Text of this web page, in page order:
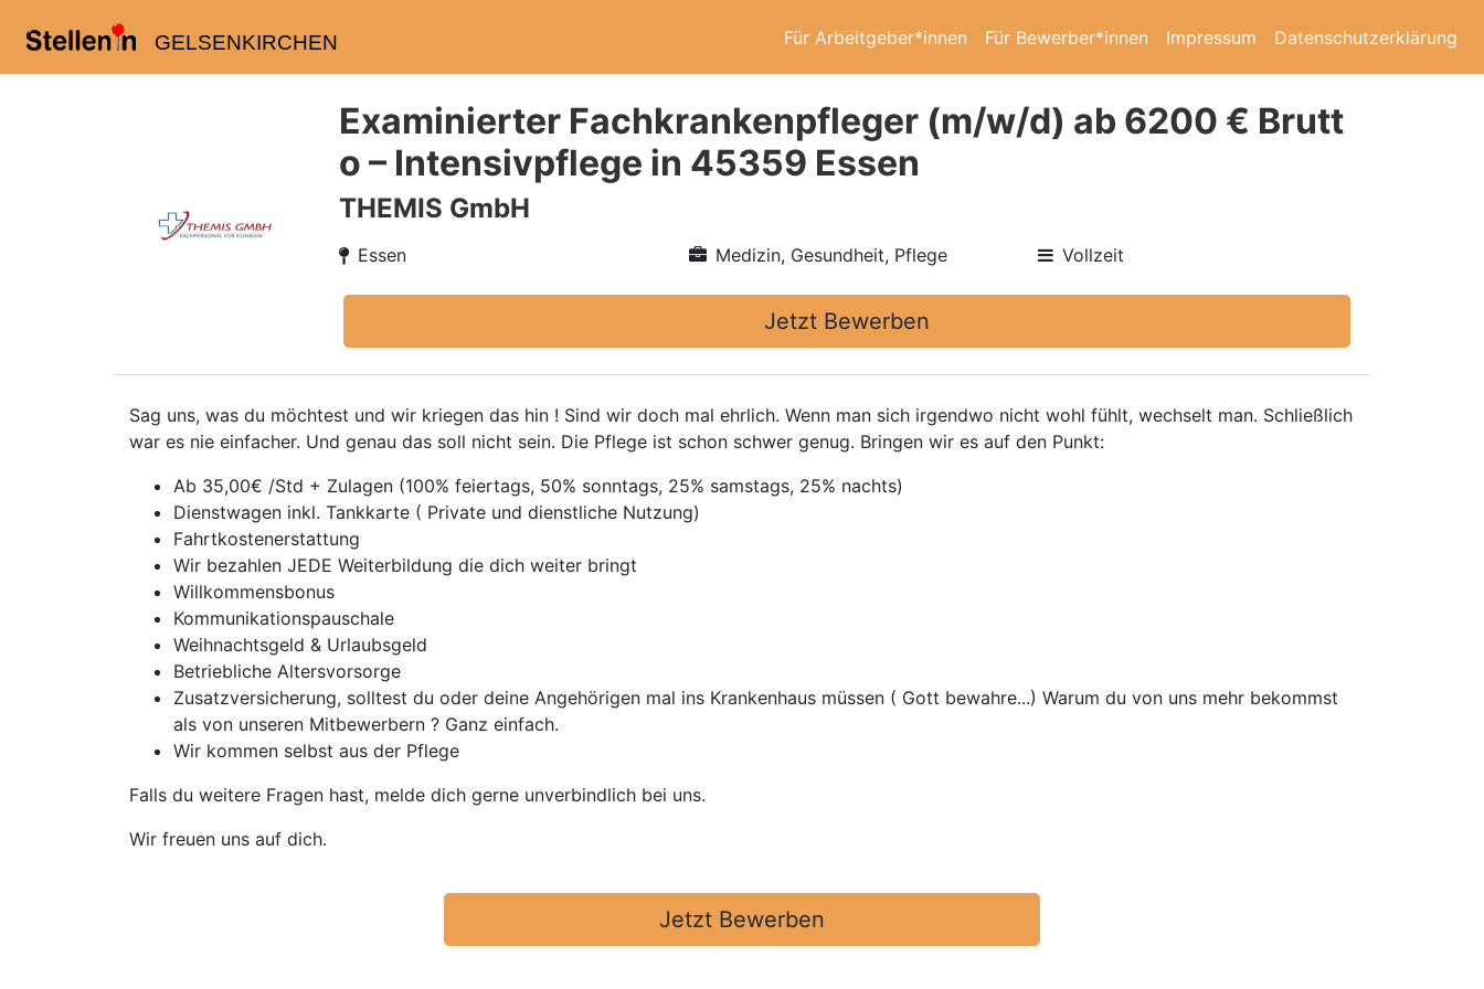
GELSENKIRCHEN Für Arbeitgeber*innen Für Bewerber*innen Impressum Datenschutzerklärung
Examinierter Fachkrankenpfleger (m/w/d) ab 6200 € Brutt
o – Intensivpflege in 45359 Essen
THEMIS GmbH
Essen Medizin, Gesundheit, Pflege Vollzeit
Jetzt Bewerben
Sag uns, was du möchtest und wir kriegen das hin ! Sind wir doch mal ehrlich. Wenn man sich irgendwo nicht wohl fühlt, wechselt man. Schließlich
war es nie einfacher. Und genau das soll nicht sein. Die Pflege ist schon schwer genug. Bringen wir es auf den Punkt:
Ab 35,00€ /Std + Zulagen (100% feiertags, 50% sonntags, 25% samstags, 25% nachts)
Dienstwagen inkl. Tankkarte ( Private und dienstliche Nutzung)
Fahrtkostenerstattung
Wir bezahlen JEDE Weiterbildung die dich weiter bringt
Willkommensbonus
Kommunikationspauschale
Weihnachtsgeld & Urlaubsgeld
Betriebliche Altersvorsorge
Zusatzversicherung, solltest du oder deine Angehörigen mal ins Krankenhaus müssen ( Gott bewahre...) Warum du von uns mehr bekommst
als von unseren Mitbewerbern ? Ganz einfach.
Wir kommen selbst aus der Pflege
Falls du weitere Fragen hast, melde dich gerne unverbindlich bei uns.
Wir freuen uns auf dich.
Jetzt Bewerben